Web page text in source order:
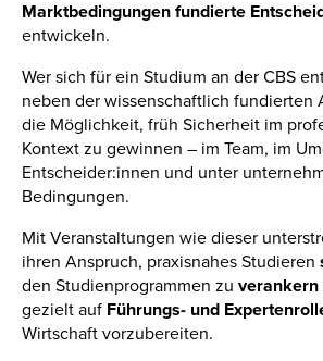
Marktbedingungen fundierte
entwickeln.
Wer sich für ein Studium an der CBS
neben der wissenschaftlich fundierten
die Möglichkeit, früh Sicherheit im
Kontext zu gewinnen – im Team, im
Entscheider:innen und unter
Bedingungen.
Mit Veranstaltungen wie dieser
ihren Anspruch, praxisnahes Studieren
den Studienprogrammen zu verankern
gezielt auf Führungs- und
Wirtschaft vorzubereiten.